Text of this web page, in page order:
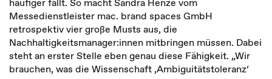
Messedienstleister mac. brand spaces GmbH
retrospektiv vier große Musts aus, die
Nachhaltigkeitsmanager:innen mitbringen müssen. Dabei
steht an erster Stelle eben genau diese Fähigkeit. „Wir
brauchen, was die Wissenschaft ‚Ambiguitätstoleranz‘